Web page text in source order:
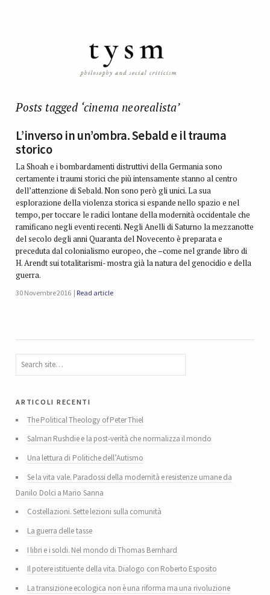
Posts tagged ‘cinema neorealista’
L’inverso in un’ombra. Sebald e il trauma
storico
La Shoah e i bombardamenti distruttivi della Germania sono
certamente i traumi storici che più intensamente stanno al centro
dell’attenzione di Sebald. Non sono però gli unici. La sua
esplorazione della violenza storica si espande nello spazio e nel
tempo, per toccare le radici lontane della modernità occidentale che
ramificano negli eventi recenti. Negli Anelli di Saturno la mezzanotte
del secolo degli anni Quaranta del Novecento è preparata e
preceduta dal colonialismo europeo, che –come nel grande libro di
H. Arendt sui totalitarismi- mostra già la natura del genocidio e della
guerra.
30 Novembre 2016 Read article
articoli recenti
The Political Theology of Peter Thiel
Salman Rushdie e la post-verità che normalizza il mondo
Una lettura di Politiche dell’Autismo
Se la vita vale. Paradossi della modernità e resistenze umane da
Danilo Dolci a Mario Sanna
Costellazioni. Sette lezioni sulla comunità
La guerra delle tasse
I libri e i soldi. Nel mondo di Thomas Bernhard
Il potere istituente della vita. Dialogo con Roberto Esposito
La transizione ecologica non è una riforma ma una rivoluzione